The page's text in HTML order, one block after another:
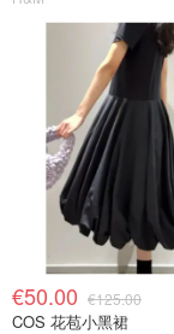
€50.00 €125.00
COS 花苞小黑裙